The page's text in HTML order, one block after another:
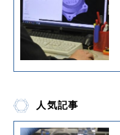
人気記事